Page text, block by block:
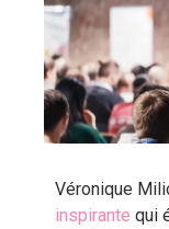
Véronique
inspirante qui